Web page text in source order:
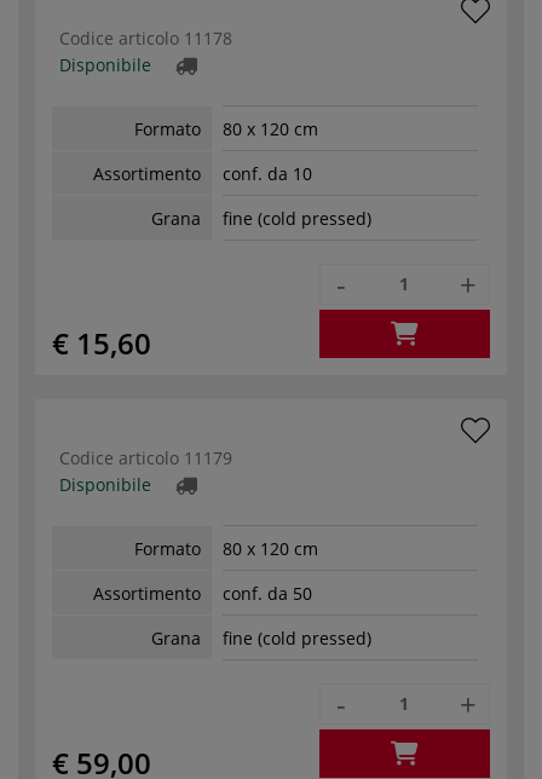
Codice articolo 11178
Disponibile
Formato
80 x 120 cm
Assortimento
conf. da 10
Grana
fine (cold pressed)
€ 15,60
- +
Codice articolo 11179
Disponibile
Formato
80 x 120 cm
Assortimento
conf. da 50
Grana
fine (cold pressed)
€ 59,00
- +